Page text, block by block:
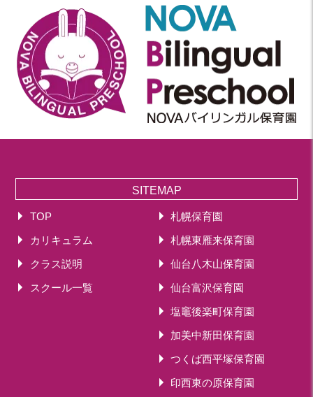
SITEMAP
TOP
カリキュラム
クラス説明
スクール一覧
札幌保育園
札幌東雁来保育園
仙台八木山保育園
仙台富沢保育園
塩竈後楽町保育園
加美中新田保育園
つくば西平塚保育園
印西東の原保育園